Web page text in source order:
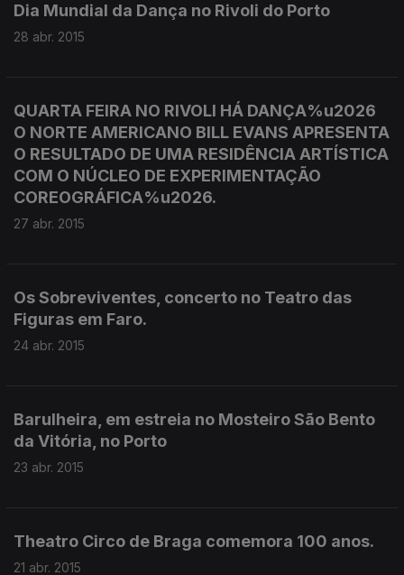
Dia Mundial da Dança no Rivoli do Porto
28 abr. 2015
QUARTA FEIRA NO RIVOLI HÁ DANÇA%u2026
O NORTE AMERICANO BILL EVANS APRESENTA
O RESULTADO DE UMA RESIDÊNCIA ARTÍSTICA
COM O NÚCLEO DE EXPERIMENTAÇÃO
COREOGRÁFICA%u2026.
27 abr. 2015
Os Sobreviventes, concerto no Teatro das
Figuras em Faro.
24 abr. 2015
Barulheira, em estreia no Mosteiro São Bento
da Vitória, no Porto
23 abr. 2015
Theatro Circo de Braga comemora 100 anos.
21 abr. 2015